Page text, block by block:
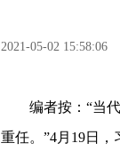
2021-05-02 15:58:06
编者按：“当
重任。”4月19日